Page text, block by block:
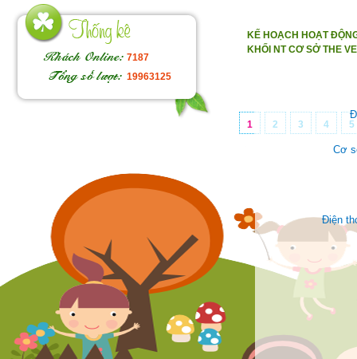
7187
19963125
KẾ HOẠCH HOẠT
KHỐI NT CƠ SỞ THE
1 2 3 4 5
Cơ
Điện